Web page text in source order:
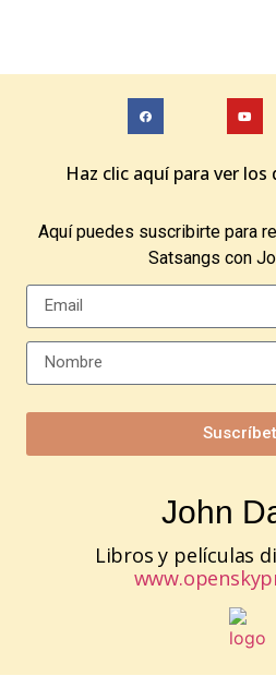
Haz clic aquí para ver
Aquí puedes suscribirte para
Satsangs con
John
Libros y películas